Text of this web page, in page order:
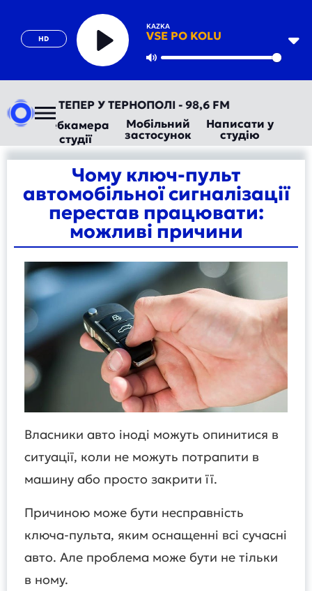
HD
KAZKA
VSE PO KOLU
Play
ТЕПЕР У ТЕРНОПОЛІ - 98,6 FM
Вебкамера
студії
Мобільний
застосунок
Написати у
студію
Чому ключ-пульт
автомобільної сигналізації
перестав працювати:
можливі причини
Власники авто іноді можуть опинитися в
ситуації, коли не можуть потрапити в
машину або просто закрити її.
Причиною може бути несправність
ключа-пульта, яким оснащенні всі сучасні
авто. Але проблема може бути не тільки
в ному.